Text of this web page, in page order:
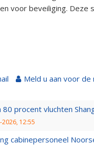
voor beveiliging.
Meld u aan voor
80 procent vluchten
2026, 12:55
cabinepersoneel